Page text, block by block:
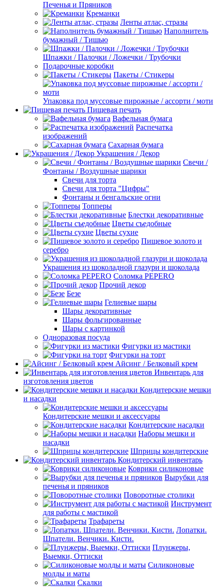
Печенья и Пряников
Креманки
Ленты атлас, стразы
Наполнитель
бумажный / Тишью
Шпажки / Палочки / Ложечки / Трубочки
Подарочные коробки
Пакеты / Стикеры
Упаковка под муссовые пирожные / ассорти / моти
Пищевая печать
Вафельная бумага
Распечатка
изображений
Сахарная бумага
Украшения / Декор
Свечи /
Фонтаны / Воздушные шарики
Свечи для торта
Свечи для торта "Цифры"
Фонтаны и бенгальские огни
Топперы
Блестки декоративные
Цветы съедобные
Цветы сухие
Пищевое золото и
серебро
Украшения из шоколадной глазури и шоколада
Соломка PEPERO
Прочий декор
Безе
Гелиевые шары
Шары декоративные
Шары фольгированные
Шары с картинкой
Одноразовая посуда
Фигурки из мастики
Фигурки на торт
Айсинг / Белковый крем
Инвентарь для
изготовления цветов
Кондитерские мешки
и насадки
Кондитерские мешки и аксессуары
Кондитерские насадки
Наборы мешки и
насадки
Шприцы кондитерские
Кондитерский инвентарь
Коврики силиконовые
Вырубки для
печенья и пряников
Поворотные столики
Инструмент
для работы с мастикой
Трафареты
Лопатки.
Шпатели. Венчики. Кисти.
Плунжеры,
Выемки, Оттиски
Силиконовые
молды и маты
Скалки